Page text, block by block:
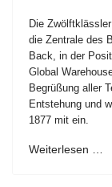
Die
die Zentrale des
Back, in der
Global
Begrüßung aller
Entstehung und
1877 mit ein.
Weiterlesen …